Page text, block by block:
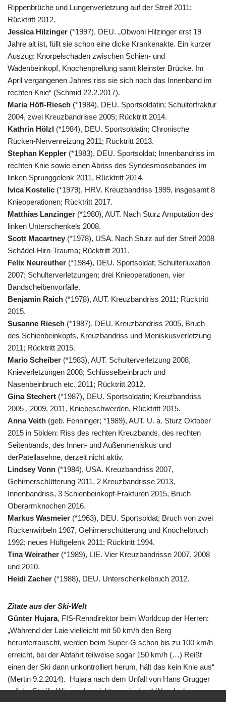
Rippenbrüche und Lungenverletzung auf der Streif 2011;
Rücktritt 2012.
Jessica Hilzinger (*1997), DEU. „Obwohl Hilzinger erst 19
Jahre alt ist, füllt sie schon eine dicke Krankenakte. Ein kurzer
Auszug: Knorpelschaden zwischen Schien- und
Wadenbeinkopf, Knochenprellung samt kleinster Brücke. Im
April vergangenen Jahres riss sie sich noch das Innenband im
rechten Knie“ (Schmid 22.2.2017).
Maria Höfl-Riesch (*1984), DEU. Sportsoldatin; Schulterfraktur
2004, zwei Kreuzbandrisse 2005; Rücktritt 2014.
Kathrin Hölzl (*1984), DEU. Sportsoldatin; Chronische
Rücken-Nervenreizung 2011; Rücktritt 2013.
Stephan Keppler (*1983), DEU. Sportsoldat; Innenbandriss im
rechten Knie sowie einen Abriss des Syndesmosebandes im
linken Sprunggelenk 2011, Rücktritt 2014.
Ivica Kostelic (*1979), HRV. Kreuzbandriss 1999, insgesamt 8
Knieoperationen; Rücktritt 2017.
Matthias Lanzinger (*1980), AUT. Nach Sturz Amputation des
linken Unterschenkels 2008.
Scott Macartney (*1978), USA. Nach Sturz auf der Streif 2008
Schädel-Hirn-Trauma; Rücktritt 2011.
Felix Neureuther (*1984), DEU. Sportsoldat; Schulterluxation
2007; Schulterverletzungen; drei Knieoperationen, vier
Bandscheibenvorfälle.
Benjamin Raich (*1978), AUT. Kreuzbandriss 2011; Rücktritt
2015.
Susanne Riesch (*1987), DEU. Kreuzbandriss 2005, Bruch
des Schienbeinkopfs, Kreuzbandriss und Meniskusverletzung
2011; Rücktritt 2015.
Mario Scheiber (*1983), AUT. Schulterverletzung 2008,
Knieverletzungen 2008; Schlüsselbeinbruch und
Nasenbeinbruch etc. 2011; Rücktritt 2012.
Gina Stechert (*1987), DEU. Sportsoldatin; Kreuzbandriss
2005 , 2009, 2011, Kniebeschwerden, Rücktritt 2015.
Anna Veith (geb. Fenninger; *1989), AUT. U. a. Sturz Oktober
2015 in Sölden: Riss des rechten Kreuzbands, des rechten
Seitenbands, des Innen- und Außenmeniskus und
derPatellasehne, derzeit nicht aktiv.
Lindsey Vonn (*1984), USA. Kreuzbandriss 2007,
Gehirnerschütterung 2011, 2 Kreuzbandrisse 2013,
Innenbandriss, 3 Schienbeinkopf-Frakturen 2015, Bruch
Oberarmknochen 2016.
Markus Wasmeier (*1963), DEU. Sportsoldat; Bruch von zwei
Rückenwirbeln 1987, Gehirnerschütterung und Knöchelbruch
1992; neues Hüftgelenk 2011; Rücktritt 1994.
Tina Weirather (*1989), LIE. Vier Kreuzbandrisse 2007, 2008
und 2010.
Heidi Zacher (*1988), DEU. Unterschenkelbruch 2012.
Zitate aus der Ski-Welt
Günter Hujara, FIS-Renndirektor beim Worldcup der Herren:
„Während der Laie vielleicht mit 50 km/h den Berg
herunterrauscht, werden beim Super-G schon bis zu 100 km/h
erreicht, bei der Abfahrt teilweise sogar 150 km/h (…) Reißt
einen der Ski dann unkontrolliert herum, hält das kein Knie aus“
(Mertin 9.2.2014). Hujara nach dem Unfall von Hans Grugger
auf der Streif: „Wir werden nichts verändern“ (Neudecker